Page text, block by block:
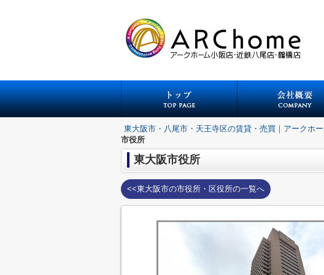
東大阪市・八尾市・天王寺区の賃貸・売買｜アークホ
市役所
東大阪市役所
<<東大阪市の市役所・区役所の一覧へ